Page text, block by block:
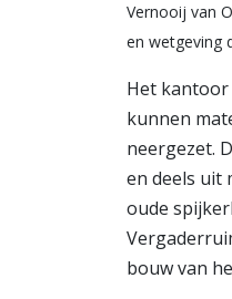
Vernooij van
en wetgeving
Het
kunnen
neergezet.
en deels uit
oude
bouw van